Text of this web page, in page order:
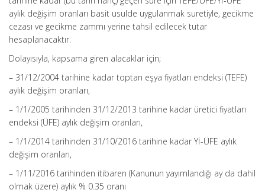
aylık değişim oranları basit usulde uygulanmak suretiyle, gecikme
cezası ve gecikme zammı yerine tahsil edilecek tutar
hesaplanacaktır.
Dolayısıyla, kapsama giren alacaklar için;
– 31/12/2004 tarihine kadar toptan eşya fiyatları endeksi (TEFE)
aylık değişim oranları,
– 1/1/2005 tarihinden 31/12/2013 tarihine kadar üretici fiyatları
endeksi (ÜFE) aylık değişim oranları,
– 1/1/2014 tarihinden 31/10/2016 tarihine kadar Yİ-ÜFE aylık
değişim oranları,
– 1/11/2016 tarihinden itibaren (Kanunun yayımlandığı ay da dahil
olmak üzere) aylık % 0.35 oranı